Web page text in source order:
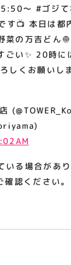
ス
すね！ そ
い✨ 20時
ル登録よ
〜 #ゴジて
す📺 本日は都
菜の万吉どん
ごい✨ 20時に
しくお願いし
る場合があ
認ください。